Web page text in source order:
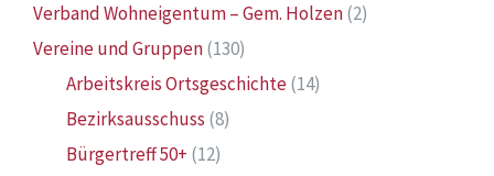
Verband Wohneigentum – Gem. Holzen(2)
Vereine und Gruppen(130)
Arbeitskreis Ortsgeschichte(14)
Bezirksausschuss (8)
Bürgertreff 50+ (12)